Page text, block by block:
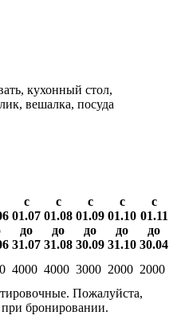
кухонный стол,
вешалка, посуда
с
01.07
до
31.07
с
01.08
до
31.08
с
01.09
до
30.09
с
01.10
до
31.10
с
01.11
до
30.04
4000 4000 3000 2000 2000
Пожалуйста,
бронировании.